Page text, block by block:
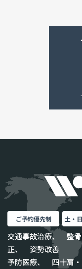
ご予約優先制 土・
交通事故治療、 整骨
正、 姿勢改善
予防医療、 四十肩